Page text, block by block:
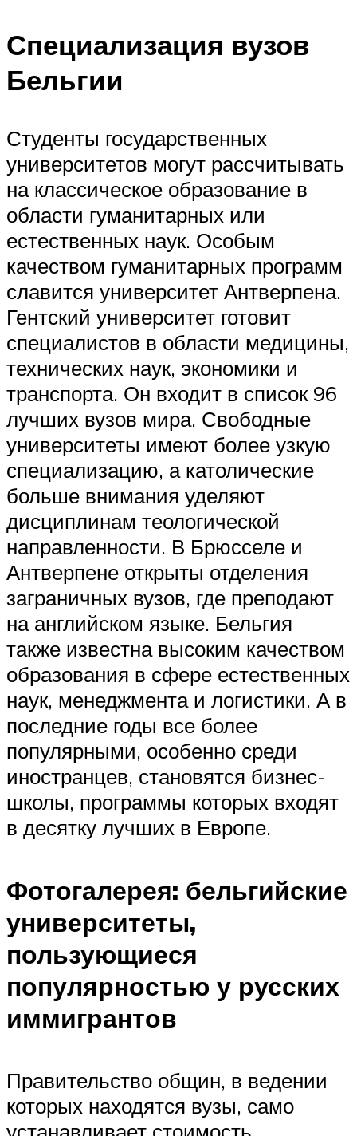
Специализация вузов
Бельгии
Студенты государственных
университетов могут рассчитывать
на классическое образование в
области гуманитарных или
естественных наук. Особым
качеством гуманитарных программ
славится университет Антверпена.
Гентский университет готовит
специалистов в области медицины,
технических наук, экономики и
транспорта. Он входит в список 96
лучших вузов мира. Свободные
университеты имеют более узкую
специализацию, а католические
больше внимания уделяют
дисциплинам теологической
направленности. В Брюсселе и
Антверпене открыты отделения
заграничных вузов, где преподают
на английском языке. Бельгия
также известна высоким качеством
образования в сфере естественных
наук, менеджмента и логистики. А в
последние годы все более
популярными, особенно среди
иностранцев, становятся бизнес-
школы, программы которых входят
в десятку лучших в Европе.
Фотогалерея: бельгийские
университеты,
пользующиеся
популярностью у русских
иммигрантов
Правительство общин, в ведении
которых находятся вузы, само